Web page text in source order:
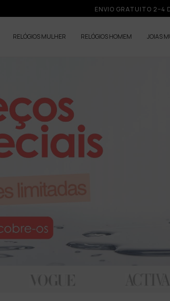
ENVIO GRATUITO 2–4
RELÓGIOS MULHER RELÓGIOS HOMEM JOIAS